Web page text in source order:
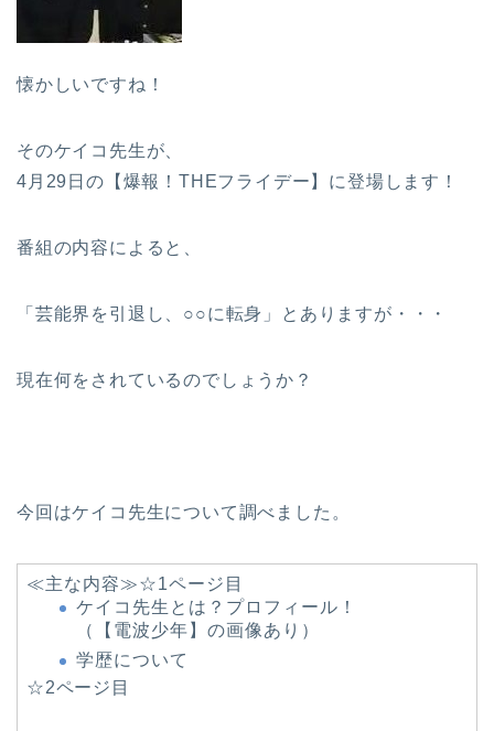
懐かしいですね！
そのケイコ先生が、
4月29日の【爆報！THEフライデー】に登場します！
番組の内容によると、
「芸能界を引退し、○○に転身」とありますが・・・
現在何をされているのでしょうか？
今回はケイコ先生について調べました。
≪主な内容≫☆1ページ目
ケイコ先生とは？プロフィール！
（【電波少年】の画像あり）
学歴について
☆2ページ目